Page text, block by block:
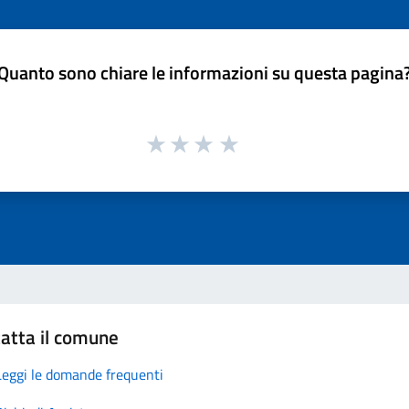
sono chiare le informazioni su questa
il comune
le domande frequenti